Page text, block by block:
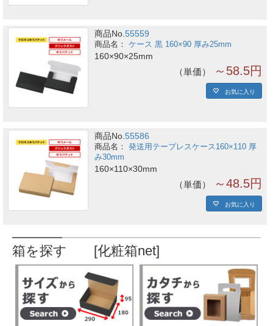
商品No.55559
ケース 黒 160×90 厚み25mm
160×90×25mm
単価 ～58.5円
お気に入り
商品No.55586
発送用テープレスケース160×110 厚
み30mm
160×110×30mm
単価 ～48.5円
お気に入り
箱を探す [化粧箱net]